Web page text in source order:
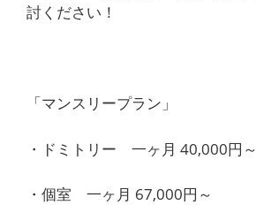
討ください！
「マンスリープラン」
・ドミトリー 一ヶ月 40,000円～
・個室 一ヶ月 67,000円～